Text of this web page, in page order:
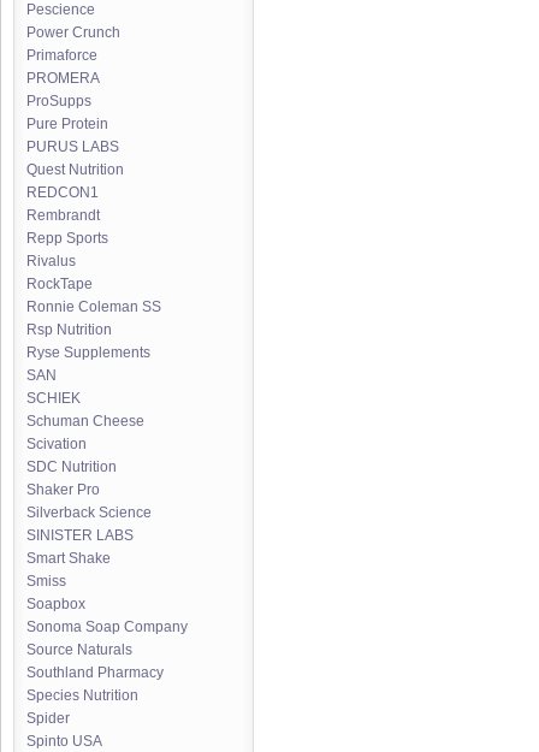
Pescience
Power Crunch
Primaforce
PROMERA
ProSupps
Pure Protein
PURUS LABS
Quest Nutrition
REDCON1
Rembrandt
Repp Sports
Rivalus
RockTape
Ronnie Coleman SS
Rsp Nutrition
Ryse Supplements
SAN
SCHIEK
Schuman Cheese
Scivation
SDC Nutrition
Shaker Pro
Silverback Science
SINISTER LABS
Smart Shake
Smiss
Soapbox
Sonoma Soap Company
Source Naturals
Southland Pharmacy
Species Nutrition
Spider
Spinto USA